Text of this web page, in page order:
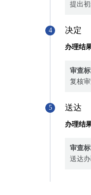
提出
4 决定
办理结
审查
复核
5 送达
办理结
审查
送达办